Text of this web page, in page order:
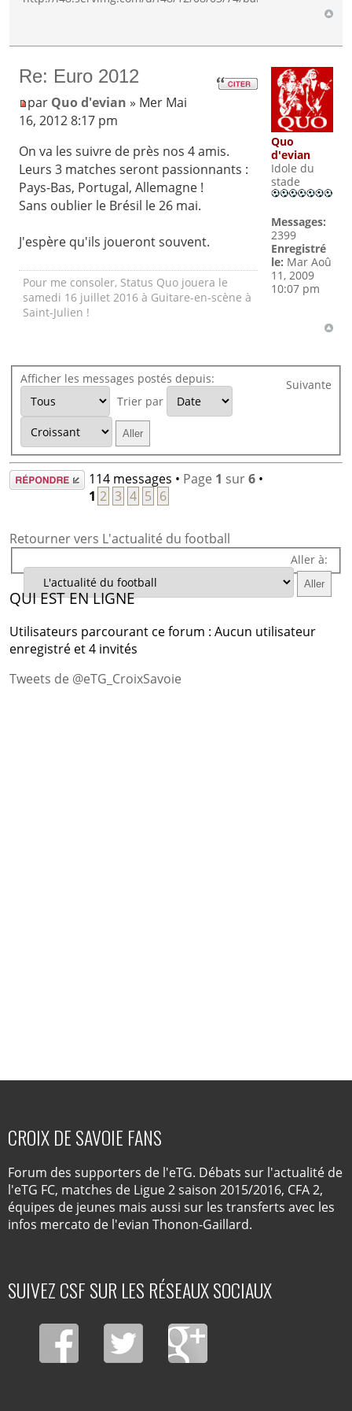
Re: Euro 2012
par Quo d'evian » Mer Mai
16, 2012 8:17 pm
On va les suivre de près nos 4 amis.
Leurs 3 matches seront passionnants :
Pays-Bas, Portugal, Allemagne !
Sans oublier le Brésil le 26 mai.
J'espère qu'ils joueront souvent.
Pour me consoler, Status Quo jouera le
samedi 16 juillet 2016 à Guitare-en-scène à
Saint-Julien !
Quo
d'evian
Idole du
stade
Messages:
2399
Enregistré
le: Mar Aoû
11, 2009
10:07 pm
Suivante
Afficher les messages postés depuis:
Trier par
Répondre 114 messages • Page 1 sur6•
1 2 3 4 5 6
Retourner vers L'actualité du football
Aller à:
QUI EST EN LIGNE
Utilisateurs parcourant ce forum : Aucun utilisateur
enregistré et 4 invités
Tweets de @eTG_CroixSavoie
CROIX DE SAVOIE FANS
Forum des supporters de l'eTG. Débats sur l'actualité de
l'eTG FC, matches de Ligue 2 saison 2015/2016, CFA 2,
équipes de jeunes mais aussi sur les transferts avec les
infos mercato de l'evian Thonon-Gaillard.
SUIVEZ CSF SUR LES RÉSEAUX SOCIAUX